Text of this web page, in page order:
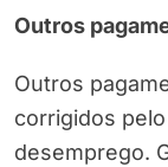
Outros
Outros
corrigidos
desemprego.